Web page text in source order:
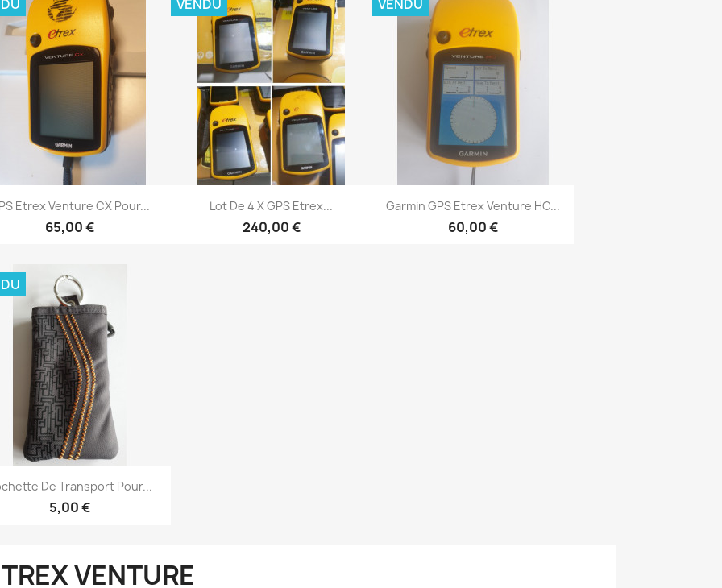
Aperçu rapide
Etrex Venture CX Pour...
65,00 €
Aperçu rapide
Lot De 4 X GPS Etrex...
240,00 €
VENDU
Aperçu rapide
Garmin GPS Etrex Venture HC...
60,00 €
VENDU
Aperçu rapide
De Transport Pour...
5,00 €
VENTURE